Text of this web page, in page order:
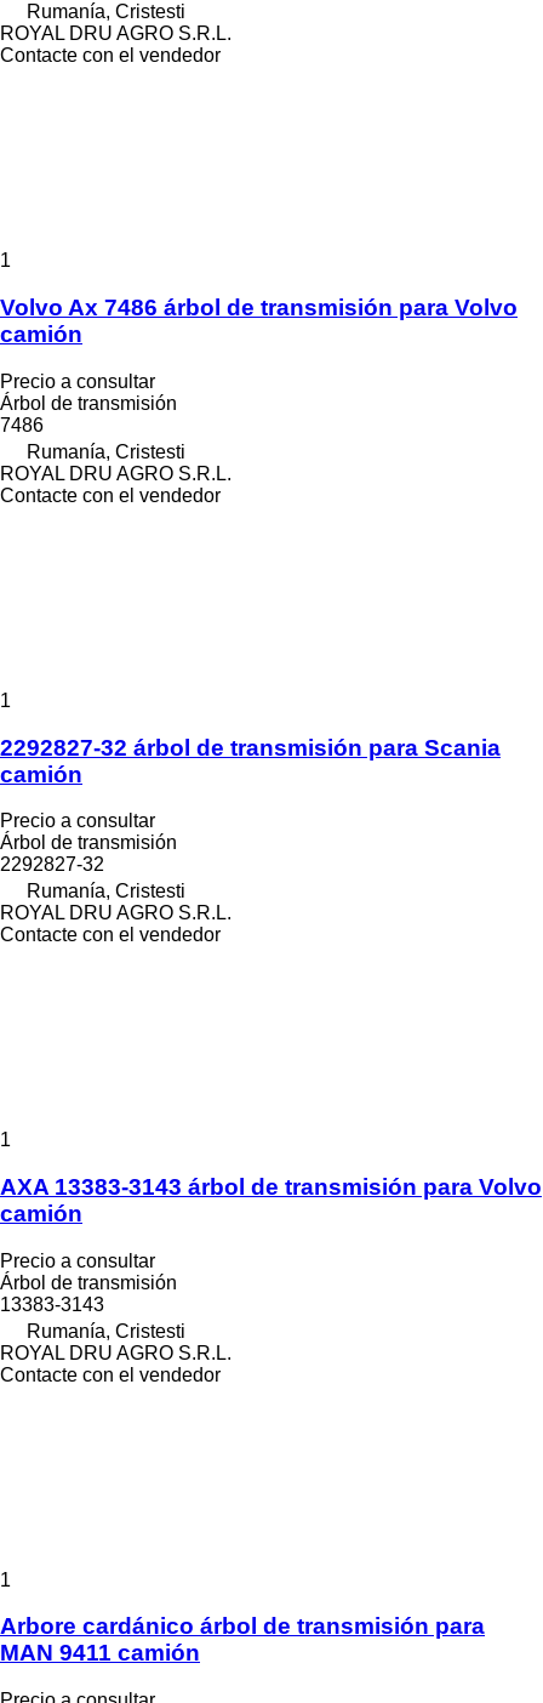
Rumanía, Cristesti
ROYAL DRU AGRO S.R.L.
Contacte con el vendedor
1
Volvo Ax 7486 árbol de transmisión para Volvo
camión
Precio a consultar
Árbol de transmisión
7486
Rumanía, Cristesti
ROYAL DRU AGRO S.R.L.
Contacte con el vendedor
1
2292827-32 árbol de transmisión para Scania
camión
Precio a consultar
Árbol de transmisión
2292827-32
Rumanía, Cristesti
ROYAL DRU AGRO S.R.L.
Contacte con el vendedor
1
AXA 13383-3143 árbol de transmisión para Volvo
camión
Precio a consultar
Árbol de transmisión
13383-3143
Rumanía, Cristesti
ROYAL DRU AGRO S.R.L.
Contacte con el vendedor
1
Arbore cardánico árbol de transmisión para
MAN 9411 camión